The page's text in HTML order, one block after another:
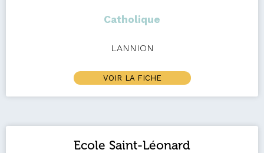
Catholique
LANNION
VOIR LA FICHE
Ecole Saint-Léonard